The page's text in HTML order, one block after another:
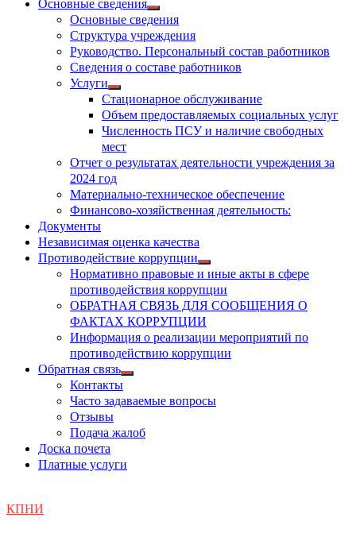
Основные сведения
Показать
подменю
Основные сведения
Структура учреждения
Руководство. Персональный состав работников
Сведения о составе работников
Услуги
Показать
подменю
Стационарное обслуживание
Объем предоставляемых социальных услуг
Численность ПСУ и наличие свободных
мест
Отчет о результатах деятельности учреждения за
2024 год
Материально-техническое обеспечение
Финансово-хозяйственная деятельность:
Документы
Независимая оценка качества
Противодействие коррупции
Показать
подменю
Нормативно правовые и иные акты в сфере
противодействия коррупции
ОБРАТНАЯ СВЯЗЬ ДЛЯ СООБЩЕНИЯ О
ФАКТАХ КОРРУПЦИИ
Информация о реализации мероприятий по
противодействию коррупции
Обратная связь
Показать
Контакты
Часто задаваемые вопросы
Отзывы
Подача жалоб
Доска почета
Платные услуги
КПНИ